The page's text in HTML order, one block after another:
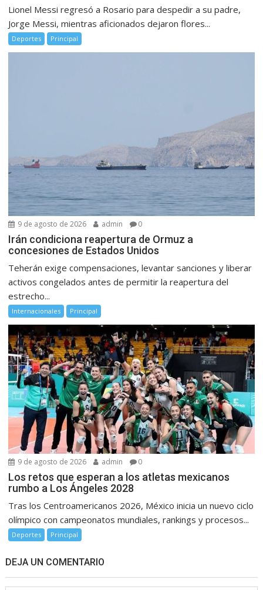
Lionel Messi regresó a Rosario para despedir a su padre,
Jorge Messi, mientras aficionados dejaron flores...
Deportes Principal
9 de agosto de 2026 admin 0
Irán condiciona reapertura de Ormuz a
concesiones de Estados Unidos
Teherán exige compensaciones, levantar sanciones y liberar
activos congelados antes de permitir la reapertura del
estrecho...
Internacionales Principal
9 de agosto de 2026 admin 0
Los retos que esperan a los atletas mexicanos
rumbo a Los Ángeles 2028
Tras los Centroamericanos 2026, México inicia un nuevo ciclo
olímpico con campeonatos mundiales, rankings y procesos...
Deportes Principal
DEJA UN COMENTARIO